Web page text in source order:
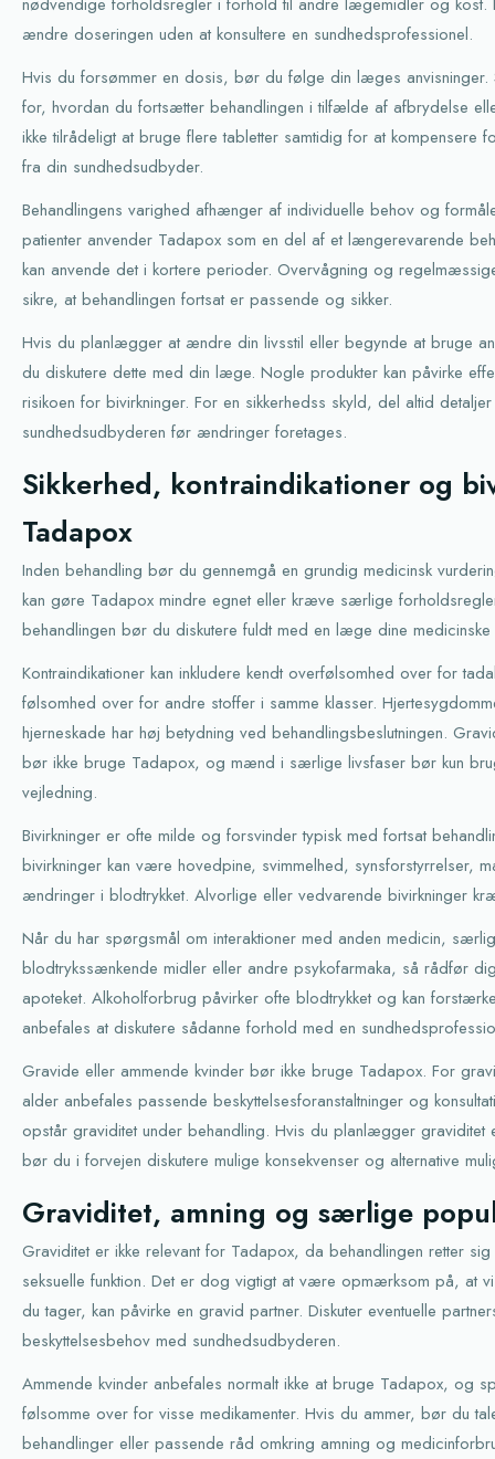
ændre doseringen uden at konsultere en sundhedsprofessionel.
Hvis du forsømmer en dosis, bør du følge din læges anvisninger.
for, hvordan du fortsætter behandlingen i tilfælde af afbrydelse
ikke tilrådeligt at bruge flere tabletter samtidig for at kompensere
fra din sundhedsudbyder.
Behandlingens varighed afhænger af individuelle behov og
patienter anvender Tadapox som en del af et længerevarende
kan anvende det i kortere perioder. Overvågning og
sikre, at behandlingen fortsat er passende og sikker.
Hvis du planlægger at ændre din livsstil eller begynde at bruge
du diskutere dette med din læge. Nogle produkter kan påvirke
risikoen for bivirkninger. For en sikkerhedss skyld, del altid
sundhedsudbyderen før ændringer foretages.
Sikkerhed, kontraindikationer og
Tadapox
Inden behandling bør du gennemgå en grundig medicinsk
kan gøre Tadapox mindre egnet eller kræve særlige
behandlingen bør du diskutere fuldt med en læge dine
Kontraindikationer kan inkludere kendt overfølsomhed over for
følsomhed over for andre stoffer i samme klasser.
hjerneskade har høj betydning ved behandlingsbeslutningen.
bør ikke bruge Tadapox, og mænd i særlige livsfaser bør kun
vejledning.
Bivirkninger er ofte milde og forsvinder typisk med fortsat
bivirkninger kan være hovedpine, svimmelhed, synsforstyrrelser,
ændringer i blodtrykket. Alvorlige eller vedvarende bivirkninger
Når du har spørgsmål om interaktioner med anden medicin,
blodtrykssænkende midler eller andre psykofarmaka, så rådfør
apoteket. Alkoholforbrug påvirker ofte blodtrykket og kan
anbefales at diskutere sådanne forhold med en
Gravide eller ammende kvinder bør ikke bruge Tadapox. For
alder anbefales passende beskyttelsesforanstaltninger og
opstår graviditet under behandling. Hvis du planlægger graviditet
bør du i forvejen diskutere mulige konsekvenser og alternative
Graviditet, amning og særlige
Graviditet er ikke relevant for Tadapox, da behandlingen retter
seksuelle funktion. Det er dog vigtigt at være opmærksom på, at
du tager, kan påvirke en gravid partner. Diskuter eventuelle
beskyttelsesbehov med sundhedsudbyderen.
Ammende kvinder anbefales normalt ikke at bruge Tadapox,
følsomme over for visse medikamenter. Hvis du ammer, bør du
behandlinger eller passende råd omkring amning og